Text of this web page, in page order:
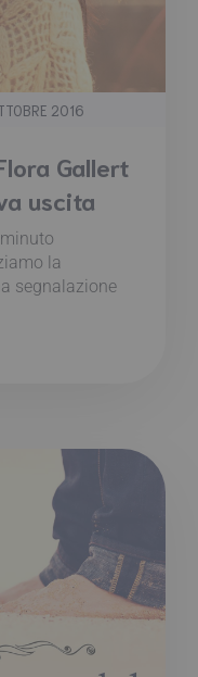
2016
Gallert
uscita
minuto
la
segnalazione